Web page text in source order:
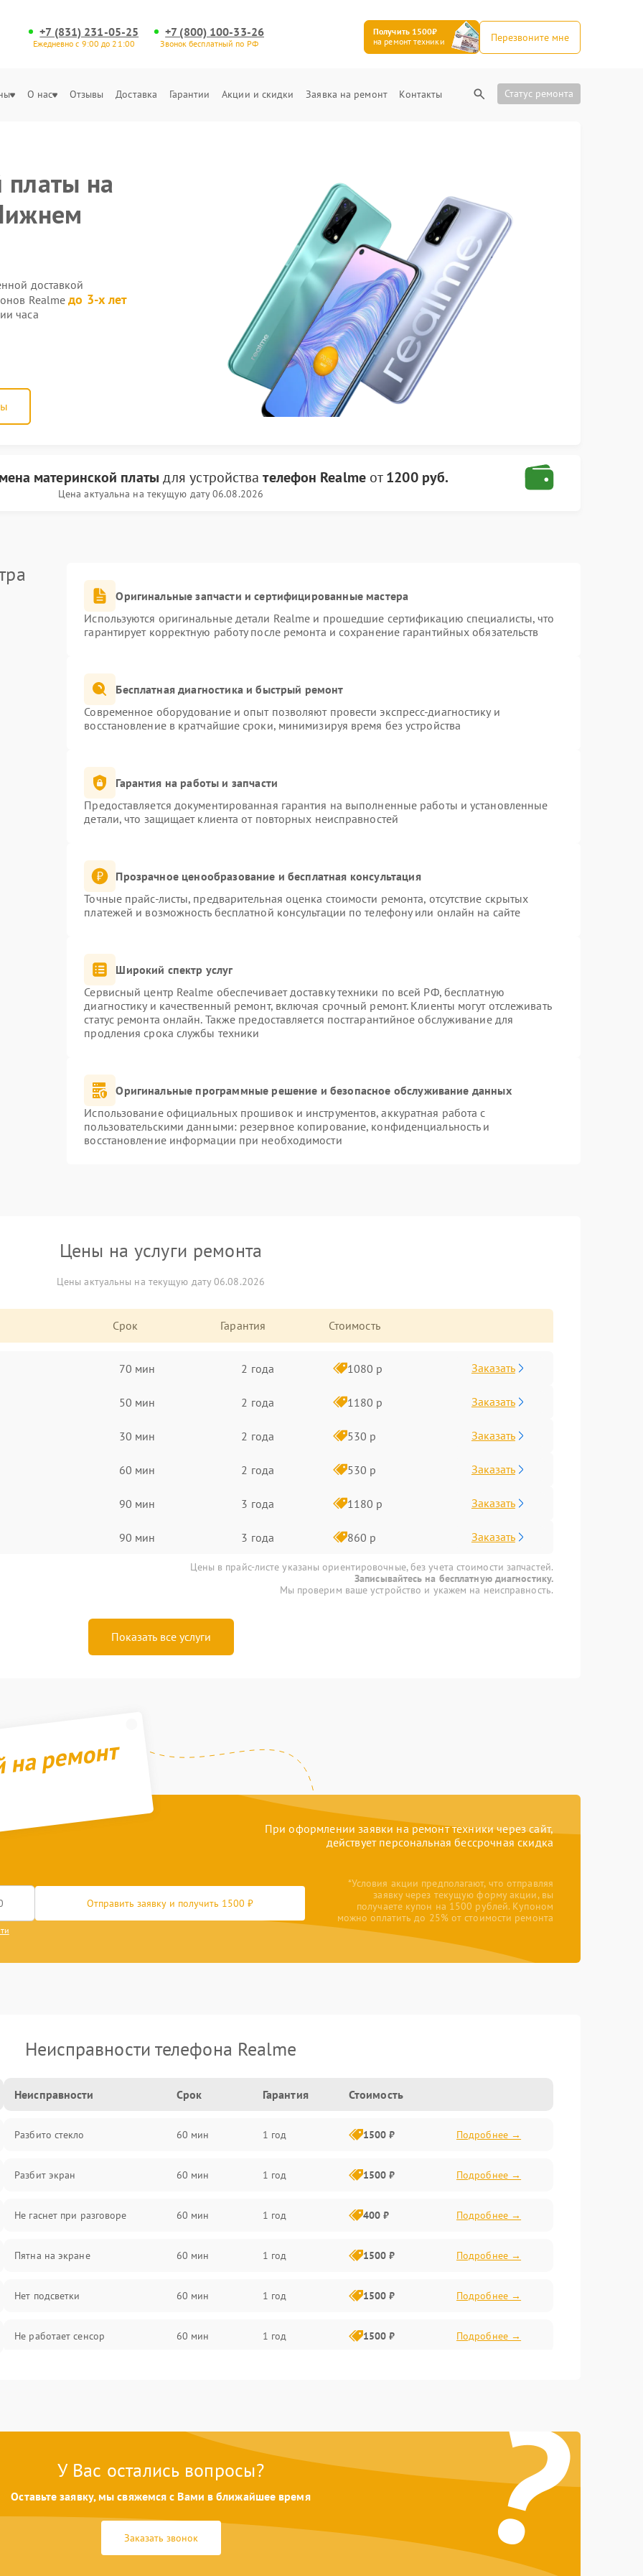
+7 (831) 231-05-25
Ежедневно с 9:00 до 21:00
+7 (800) 100-33-26
Звонок бесплатный по РФ
Получить 1500₽
на ремонт техники
Перезвоните мне
О нас Отзывы Доставка Гарантии Акции и скидки Заявка на ремонт Контакты Статус ремонта
платы на
доставкой
Realmeдо 3-х лет
часа
материнской платы для устройствателефон Realmeот1200 руб.
Цена актуальна на текущую дату 06.08.2026
Оригинальные запчасти и сертифицированные мастера
Используются оригинальные детали Realme и прошедшие сертификацию специалисты, что
гарантирует корректную работу после ремонта и сохранение гарантийных обязательств
Бесплатная диагностика и быстрый ремонт
Современное оборудование и опыт позволяют провести экспресс-диагностику и
восстановление в кратчайшие сроки, минимизируя время без устройства
Гарантия на работы и запчасти
Предоставляется документированная гарантия на выполненные работы и установленные
детали, что защищает клиента от повторных неисправностей
Прозрачное ценообразование и бесплатная консультация
Точные прайс-листы, предварительная оценка стоимости ремонта, отсутствие скрытых
платежей и возможность бесплатной консультации по телефону или онлайн на сайте
Широкий спектр услуг
Сервисный центр Realme обеспечивает доставку техники по всей РФ, бесплатную
диагностику и качественный ремонт, включая срочный ремонт. Клиенты могут отслеживать
статус ремонта онлайн. Также предоставляется постгарантийное обслуживание для
продления срока службы техники
Оригинальные программные решение и безопасное обслуживание данных
Использование официальных прошивок и инструментов, аккуратная работа с
пользовательскими данными: резервное копирование, конфиденциальность и
восстановление информации при необходимости
Цены на услуги ремонта
Цены актуальны на текущую дату 06.08.2026
Срок Гарантия Стоимость
70 мин 2 года 1080 р Заказать
50 мин 2 года 1180 р Заказать
30 мин 2 года 530 р Заказать
60 мин 2 года 530 р Заказать
90 мин 3 года 1180 р Заказать
90 мин 3 года 860 р Заказать
Цены в прайс-листе указаны ориентировочные, без учета стоимости запчастей.
Записывайтесь на бесплатную диагностику.
Мы проверим ваше устройство и укажем на неисправность.
Показать все услуги
ремонт
При оформлении заявки на ремонт техники через сайт,
действует персональная бессрочная скидка
Отправить заявку и получить 1500 ₽
*Условия акции предполагают, что отправляя
заявку через текущую форму акции, вы
получаете купон на 1500 рублей. Купоном
можно оплатить до 25% от стоимости ремонта
Неисправности телефона Realme
Неисправности Срок Гарантия Стоимость
Разбито стекло 60 мин 1 год 1500 ₽ Подробнее →
Разбит экран 60 мин 1 год 1500 ₽ Подробнее →
Не гаснет при разговоре 60 мин 1 год 400 ₽ Подробнее →
Пятна на экране 60 мин 1 год 1500 ₽ Подробнее →
Нет подсветки 60 мин 1 год 1500 ₽ Подробнее →
Не работает сенсор 60 мин 1 год 1500 ₽ Подробнее →
1 год ?
У Вас остались вопросы?
Оставьте заявку, мы свяжемся с Вами в ближайшее время
Заказать звонок